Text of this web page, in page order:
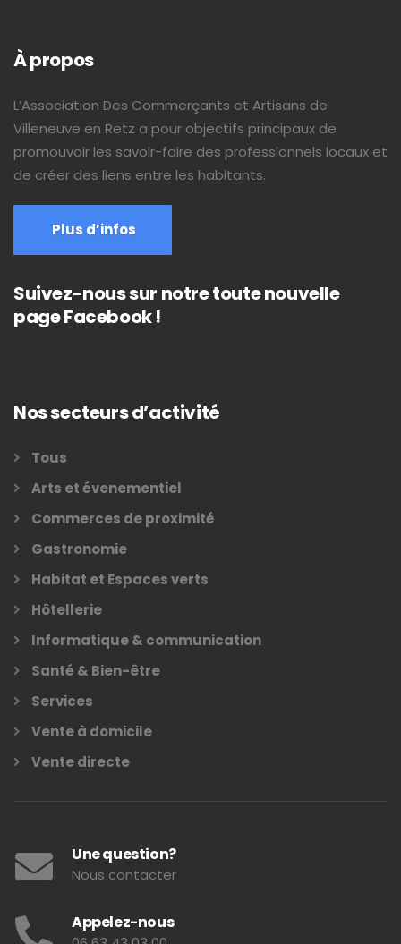
À propos
L’Association Des Commerçants et Artisans de
Villeneuve en Retz a pour objectifs principaux de
promouvoir les savoir-faire des professionnels locaux et
de créer des liens entre les habitants.
Plus d’infos
Suivez-nous sur notre toute nouvelle
page Facebook !
Nos secteurs d’activité
Tous
Arts et évenementiel
Commerces de proximité
Gastronomie
Habitat et Espaces verts
Hôtellerie
Informatique & communication
Santé & Bien-être
Services
Vente à domicile
Vente directe
Une question?
Nous contacter
Appelez-nous